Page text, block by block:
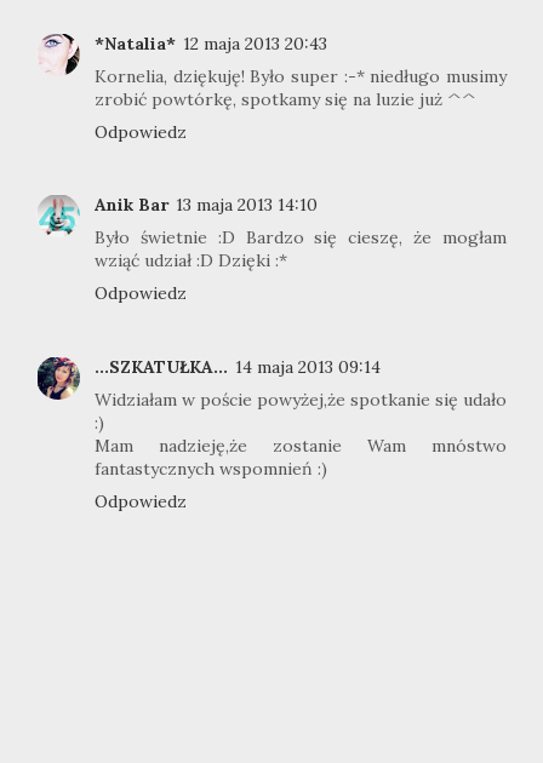
*Natalia* 12 maja 2013 20:43
Kornelia, dziękuję! Było super :-* niedługo musimy
zrobić powtórkę, spotkamy się na luzie już ^^
Odpowiedz
Anik Bar 13 maja 2013 14:10
Było świetnie :D Bardzo się cieszę, że mogłam
wziąć udział :D Dzięki :*
Odpowiedz
...SZKATUŁKA... 14 maja 2013 09:14
Widziałam w poście powyżej,że spotkanie się udało
:)
Mam nadzieję,że zostanie Wam mnóstwo
fantastycznych wspomnień :)
Odpowiedz